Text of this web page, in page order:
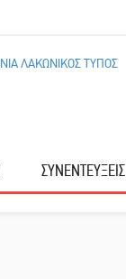
ΣΥΝΕΝΤΕΥΞΕΙΣ